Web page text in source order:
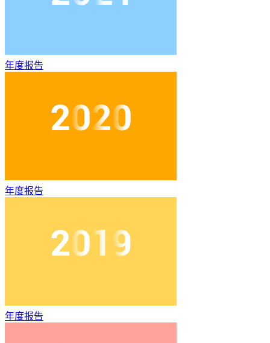
年度报告
年度报告
年度报告